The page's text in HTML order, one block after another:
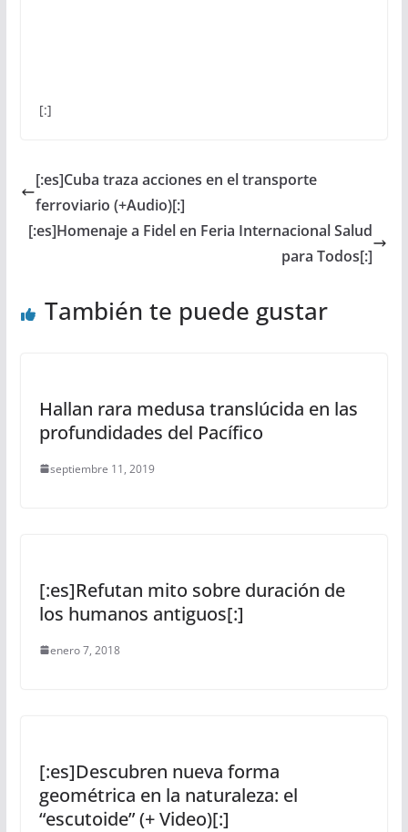
[:]
[:es]Cuba traza acciones en el transporte
ferroviario (+Audio)[:]
[:es]Homenaje a Fidel en Feria Internacional Salud
para Todos[:]
También te puede gustar
Hallan rara medusa translúcida en las
profundidades del Pacífico
septiembre 11, 2019
[:es]Refutan mito sobre duración de
los humanos antiguos[:]
enero 7, 2018
[:es]Descubren nueva forma
geométrica en la naturaleza: el
“escutoide” (+ Video)[:]